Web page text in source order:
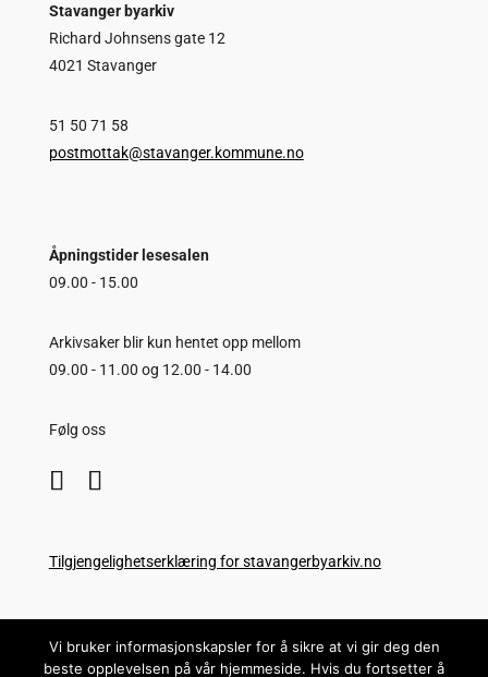
Stavanger byarkiv
Richard Johnsens gate 12
4021 Stavanger
51 50 71 58
postmottak@stavanger.kommune.no
Åpningstider lesesalen
09.00 - 15.00
Arkivsaker blir kun hentet opp mellom
09.00 - 11.00 og 12.00 - 14.00
Følg oss
Tilgjengelighetserklæring for stavangerbyarkiv.no
Copyright © Stavanger Byarkiv
Vi bruker informasjonskapsler for å sikre at vi gir deg den
beste opplevelsen på vår hjemmeside. Hvis du fortsetter å